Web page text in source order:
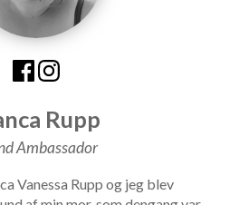
Rupp
Ambassador
Vanessa Rupp og jeg blev